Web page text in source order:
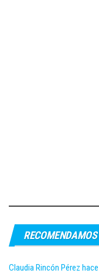
RECOMENDAMOS
Claudia Rincón Pérez